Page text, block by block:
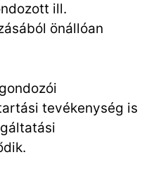
ill.
önállóan
tevékenység is